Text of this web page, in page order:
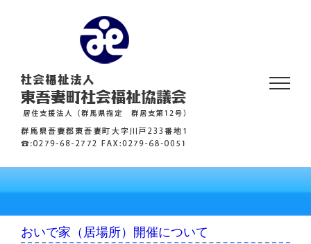
おいで家（居場所）開催について